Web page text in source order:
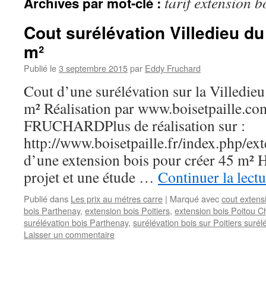
Cout surélévation Villedieu
m²
Publié le3 septembre 2015par Eddy Fruchard
Cout d’une surélévation sur la
m² Réalisation par
FRUCHARDPlus de réalisation sur :
http://www.boisetpaille.fr/index.php/
d’une extension bois pour créer 45 m²
projet et une étude … Continuer la
Publié dans Les prix au métres carre | Marqué aveccout
bois Parthenay, extension bois Poitiers, extension bois Poitou
surélévation bois Parthenay, surélévation bois sur Poitiers
Laisser un commentaire